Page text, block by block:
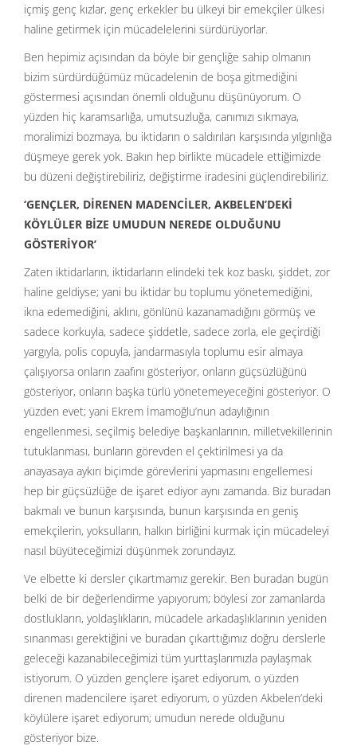
içmiş genç kızlar, genç erkekler bu ülkeyi bir emekçiler ülkesi
haline getirmek için mücadelelerini sürdürüyorlar.
Ben hepimiz açısından da böyle bir gençliğe sahip olmanın
bizim sürdürdüğümüz mücadelenin de boşa gitmediğini
göstermesi açısından önemli olduğunu düşünüyorum. O
yüzden hiç karamsarlığa, umutsuzluğa, canımızı sıkmaya,
moralimizi bozmaya, bu iktidarın o saldırıları karşısında yılgınlığa
düşmeye gerek yok. Bakın hep birlikte mücadele ettiğimizde
bu düzeni değiştirebiliriz, değiştirme iradesini güçlendirebiliriz.
‘GENÇLER, DİRENEN MADENCİLER, AKBELEN’DEKİ
KÖYLÜLER BİZE UMUDUN NEREDE OLDUĞUNU
GÖSTERİYOR’
Zaten iktidarların, iktidarların elindeki tek koz baskı, şiddet, zor
haline geldiyse; yani bu iktidar bu toplumu yönetemediğini,
ikna edemediğini, aklını, gönlünü kazanamadığını görmüş ve
sadece korkuyla, sadece şiddetle, sadece zorla, ele geçirdiği
yargıyla, polis copuyla, jandarmasıyla toplumu esir almaya
çalışıyorsa onların zaafını gösteriyor, onların güçsüzlüğünü
gösteriyor, onların başka türlü yönetemeyeceğini gösteriyor. O
yüzden evet; yani Ekrem İmamoğlu’nun adaylığının
engellenmesi, seçilmiş belediye başkanlarının, milletvekillerinin
tutuklanması, bunların görevden el çektirilmesi ya da
anayasaya aykırı biçimde görevlerini yapmasını engellemesi
hep bir güçsüzlüğe de işaret ediyor aynı zamanda. Biz buradan
bakmalı ve bunun karşısında, bunun karşısında en geniş
emekçilerin, yoksulların, halkın birliğini kurmak için mücadeleyi
nasıl büyüteceğimizi düşünmek zorundayız.
Ve elbette ki dersler çıkartmamız gerekir. Ben buradan bugün
belki de bir değerlendirme yapıyorum; böylesi zor zamanlarda
dostlukların, yoldaşlıkların, mücadele arkadaşlıklarının yeniden
sınanması gerektiğini ve buradan çıkarttığımız doğru derslerle
geleceği kazanabileceğimizi tüm yurttaşlarımızla paylaşmak
istiyorum. O yüzden gençlere işaret ediyorum, o yüzden
direnen madencilere işaret ediyorum, o yüzden Akbelen’deki
köylülere işaret ediyorum; umudun nerede olduğunu
gösteriyor bize.